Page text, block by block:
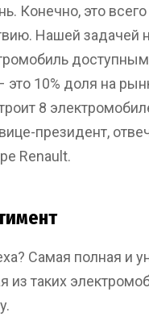
Конечно, это
Нашей задачей
это 10% доля на
8
президент,
Renault.
Самая полная и
таких